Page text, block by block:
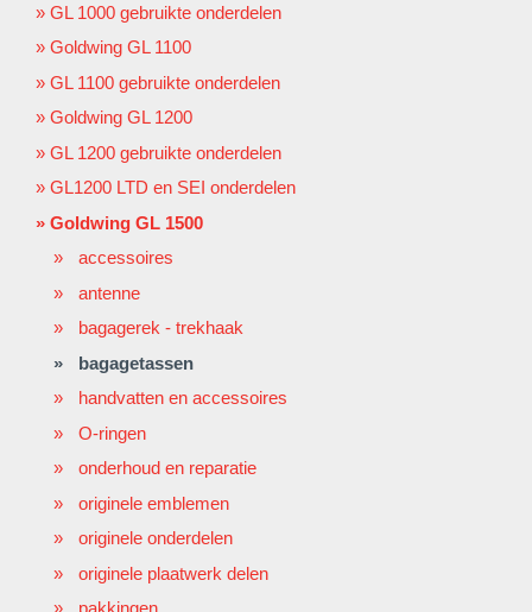
GL 1000 gebruikte onderdelen
Goldwing GL 1100
GL 1100 gebruikte onderdelen
Goldwing GL 1200
GL 1200 gebruikte onderdelen
GL1200 LTD en SEI onderdelen
Goldwing GL 1500
accessoires
antenne
bagagerek - trekhaak
bagagetassen
handvatten en accessoires
O-ringen
onderhoud en reparatie
originele emblemen
originele onderdelen
originele plaatwerk delen